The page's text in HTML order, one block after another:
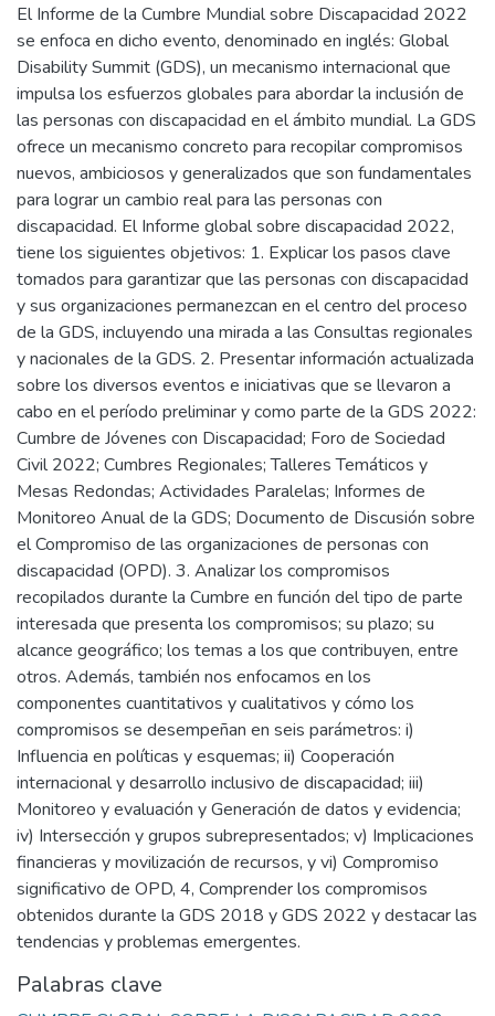
El Informe de la Cumbre Mundial sobre Discapacidad 2022
se enfoca en dicho evento, denominado en inglés: Global
Disability Summit (GDS), un mecanismo internacional que
impulsa los esfuerzos globales para abordar la inclusión de
las personas con discapacidad en el ámbito mundial. La GDS
ofrece un mecanismo concreto para recopilar compromisos
nuevos, ambiciosos y generalizados que son fundamentales
para lograr un cambio real para las personas con
discapacidad. El Informe global sobre discapacidad 2022,
tiene los siguientes objetivos: 1. Explicar los pasos clave
tomados para garantizar que las personas con discapacidad
y sus organizaciones permanezcan en el centro del proceso
de la GDS, incluyendo una mirada a las Consultas regionales
y nacionales de la GDS. 2. Presentar información actualizada
sobre los diversos eventos e iniciativas que se llevaron a
cabo en el período preliminar y como parte de la GDS 2022:
Cumbre de Jóvenes con Discapacidad; Foro de Sociedad
Civil 2022; Cumbres Regionales; Talleres Temáticos y
Mesas Redondas; Actividades Paralelas; Informes de
Monitoreo Anual de la GDS; Documento de Discusión sobre
el Compromiso de las organizaciones de personas con
discapacidad (OPD). 3. Analizar los compromisos
recopilados durante la Cumbre en función del tipo de parte
interesada que presenta los compromisos; su plazo; su
alcance geográfico; los temas a los que contribuyen, entre
otros. Además, también nos enfocamos en los
componentes cuantitativos y cualitativos y cómo los
compromisos se desempeñan en seis parámetros: i)
Influencia en políticas y esquemas; ii) Cooperación
internacional y desarrollo inclusivo de discapacidad; iii)
Monitoreo y evaluación y Generación de datos y evidencia;
iv) Intersección y grupos subrepresentados; v) Implicaciones
financieras y movilización de recursos, y vi) Compromiso
significativo de OPD, 4, Comprender los compromisos
obtenidos durante la GDS 2018 y GDS 2022 y destacar las
tendencias y problemas emergentes.
Palabras clave